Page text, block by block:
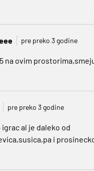
pre preko 3 godine
na ovim
pre preko 3 godine
al je daleko od
i